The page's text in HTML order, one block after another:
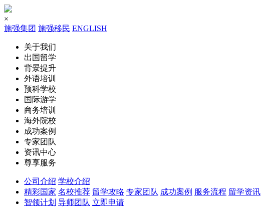
×
施强集团 施强移民 ENGLISH
关于我们
出国留学
背景提升
外语培训
预科学校
国际游学
商务培训
海外院校
成功案例
专家团队
资讯中心
尊享服务
公司介绍 学校介绍
精彩国家 名校推荐 留学攻略 专家团队 成功案例 服务流程 留学资讯
智领计划 导师团队 立即申请